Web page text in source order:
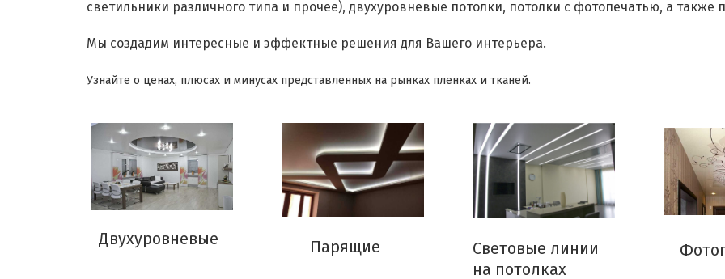
светильники различного типа и прочее), двухуровневые потолки, потолки с фотопечатью, а также
Мы создадим интересные и эффектные решения для Вашего интерьера.
Узнайте о ценах, плюсах и минусах представленных на рынках пленках и тканей.
Двухуровневые
Парящие
Световые линии
на потолках